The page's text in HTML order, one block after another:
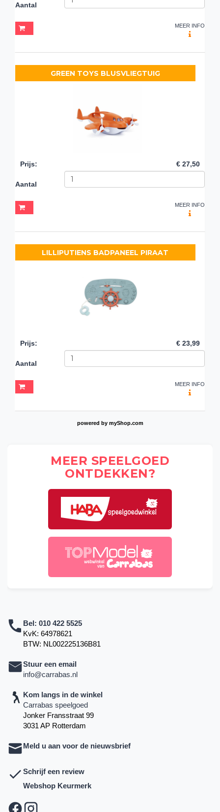
Aantal
MEER INFO
GREEN TOYS BLUSVLIEGTUIG
Prijs: € 27,50
Aantal
MEER INFO
LILLIPUTIENS BADPANEEL PIRAAT
Prijs: € 23,99
Aantal
MEER INFO
powered by myShop.com
MEER SPEELGOED
ONTDEKKEN?
Bel: 010 422 5525
KvK: 64978621
BTW: NL002225136B81
Stuur een email
info@carrabas.nl
Kom langs in de winkel
Carrabas speelgoed
Jonker Fransstraat 99
3031 AP Rotterdam
Meld u aan voor de nieuwsbrief
Schrijf een review
Webshop Keurmerk